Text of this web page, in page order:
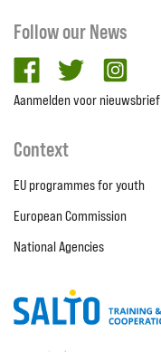
Follow our News
facebooktwitter
Aanmelden voor nieuwsbrief
Context
EU programmes for youth
European Commission
National Agencies